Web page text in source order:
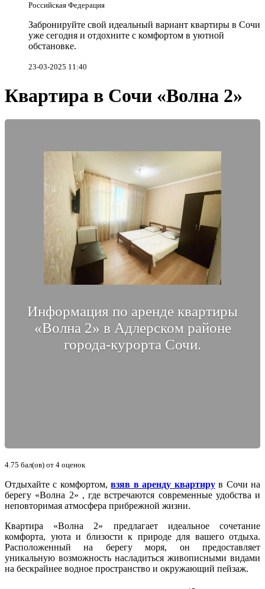
Российская Федерация
Забронируйте свой идеальный вариант квартиры в Сочи
уже сегодня и отдохните с комфортом в уютной
обстановке.
23-03-2025 11:40
Квартира в Сочи «Волна 2»
Информация по аренде квартиры
«Волна 2» в Адлерском районе
города-курорта Сочи.
4.75 бал(ов) от 4 оценок
Отдыхайте с комфортом,взяв в аренду квартиру в Сочи на
берегу «Волна 2» , где встречаются современные удобства и
неповторимая атмосфера прибрежной жизни.
Квартира «Волна 2» предлагает идеальное сочетание
комфорта, уюта и близости к природе для вашего отдыха.
Расположенный на берегу моря, он предоставляет
уникальную возможность насладиться живописными видами
на бескрайнее водное пространство и окружающий пейзаж.